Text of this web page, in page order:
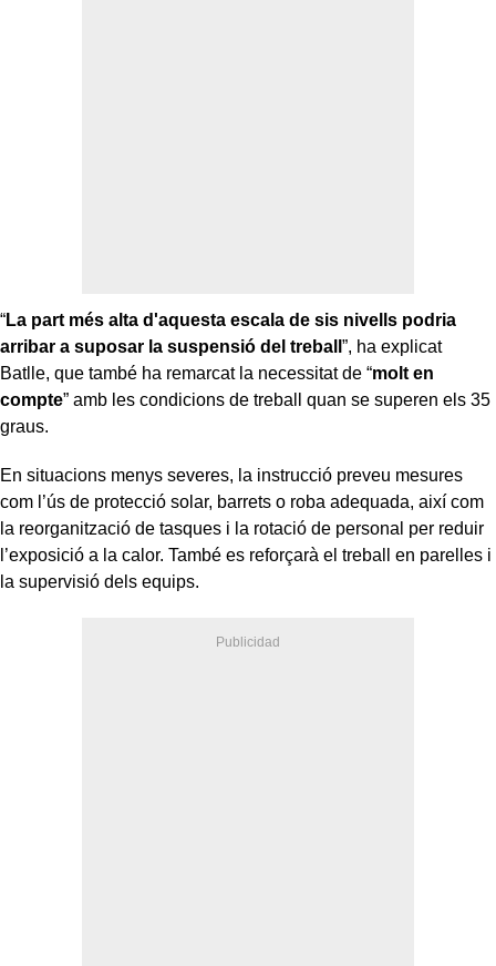
“La part més alta d'aquesta escala de sis nivells podria
arribar a suposar la suspensió del treball ”, ha explicat
Batlle, que també ha remarcat la necessitat de “molt en
compte” amb les condicions de treball quan se superen els 35
graus.
En situacions menys severes, la instrucció preveu mesures
com l’ús de protecció solar, barrets o roba adequada, així com
la reorganització de tasques i la rotació de personal per reduir
l’exposició a la calor. També es reforçarà el treball en parelles i
la supervisió dels equips.